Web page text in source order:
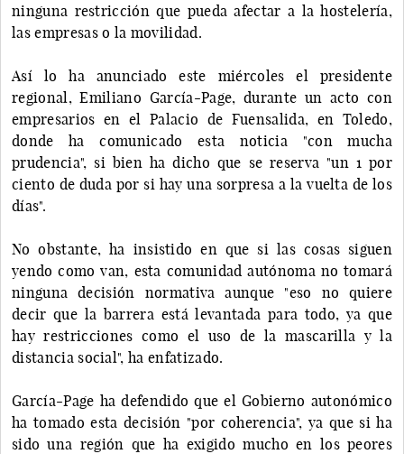
ninguna restricción que pueda afectar a la hostelería,
las empresas o la movilidad.
Así lo ha anunciado este miércoles el presidente
regional, Emiliano García-Page, durante un acto con
empresarios en el Palacio de Fuensalida, en Toledo,
donde ha comunicado esta noticia "con mucha
prudencia", si bien ha dicho que se reserva "un 1 por
ciento de duda por si hay una sorpresa a la vuelta de los
días".
No obstante, ha insistido en que si las cosas siguen
yendo como van, esta comunidad autónoma no tomará
ninguna decisión normativa aunque "eso no quiere
decir que la barrera está levantada para todo, ya que
hay restricciones como el uso de la mascarilla y la
distancia social", ha enfatizado.
García-Page ha defendido que el Gobierno autonómico
ha tomado esta decisión "por coherencia", ya que si ha
sido una región que ha exigido mucho en los peores